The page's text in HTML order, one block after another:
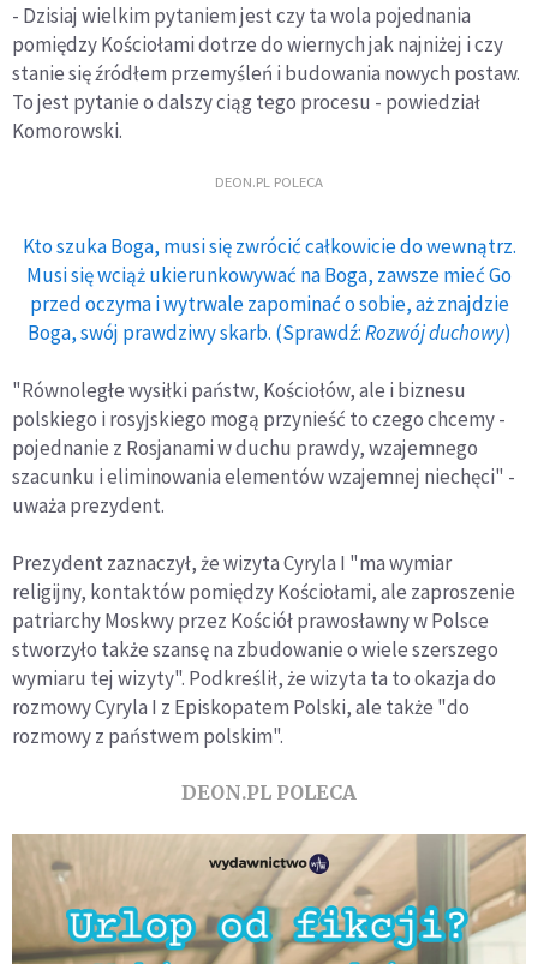
- Dzisiaj wielkim pytaniem jest czy ta wola pojednania
pomiędzy Kościołami dotrze do wiernych jak najniżej i czy
stanie się źródłem przemyśleń i budowania nowych postaw.
To jest pytanie o dalszy ciąg tego procesu - powiedział
Komorowski.
DEON.PL POLECA
Kto szuka Boga, musi się zwrócić całkowicie do wewnątrz.
Musi się wciąż ukierunkowywać na Boga, zawsze mieć Go
przed oczyma i wytrwale zapominać o sobie, aż znajdzie
Boga, swój prawdziwy skarb. (Sprawdź:Rozwój duchowy)
"Równoległe wysiłki państw, Kościołów, ale i biznesu
polskiego i rosyjskiego mogą przynieść to czego chcemy -
pojednanie z Rosjanami w duchu prawdy, wzajemnego
szacunku i eliminowania elementów wzajemnej niechęci" -
uważa prezydent.
Prezydent zaznaczył, że wizyta Cyryla I "ma wymiar
religijny, kontaktów pomiędzy Kościołami, ale zaproszenie
patriarchy Moskwy przez Kościół prawosławny w Polsce
stworzyło także szansę na zbudowanie o wiele szerszego
wymiaru tej wizyty". Podkreślił, że wizyta ta to okazja do
rozmowy Cyryla I z Episkopatem Polski, ale także "do
rozmowy z państwem polskim".
DEON.PL POLECA